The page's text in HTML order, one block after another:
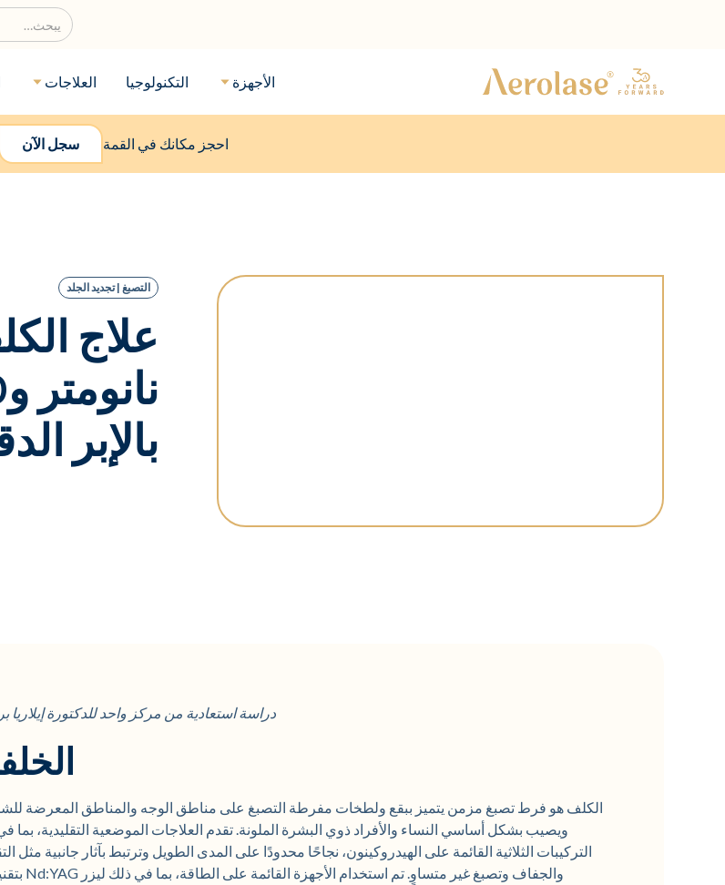
الأجهزة التكنولوجيا العلاجات
احجز مكانك في القمة سجل الآن
التصبغ | تجديد الجلد
بالإبر
دراسة استعادية من مركز واحد للدكتورة إيلاريا
الكلف هو فرط تصبغ مزمن يتميز ببقع ولطخات مفرطة التصبغ على مناطق الوجه والمناطق المعرضة
ويصيب بشكل أساسي النساء والأفراد ذوي البشرة الملونة. تقدم العلاجات الموضعية التقليدية، بما
التركيبات الثلاثية القائمة على الهيدروكينون، نجاحًا محدودًا على المدى الطويل وترتبط بآثار جانبية مثل